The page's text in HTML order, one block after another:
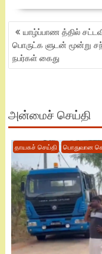
POST
NAVIGATION
யாழ்ப்பாண த்தில்
பொருட்க ளுடன் மூன்று
நபர்கள் கைது
அன்மைச் செய்தி
தாயகச் செய்தி பொதுவான